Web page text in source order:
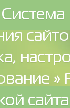
Система
»
сайта